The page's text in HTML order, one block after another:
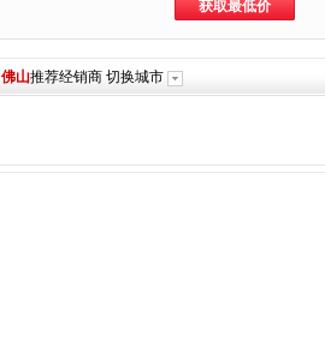
佛山推荐经销商 切换城市